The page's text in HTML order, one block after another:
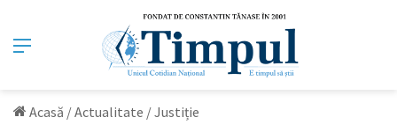
Meniu
Acasă /Actualitate /Justiție